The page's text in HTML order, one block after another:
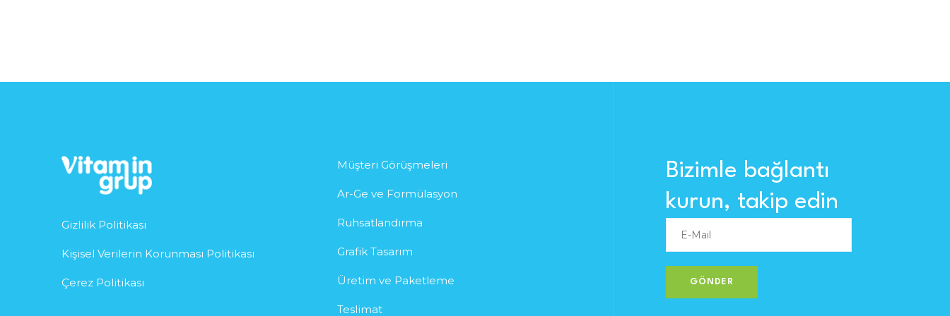
Gizlilik Politikası
Kişisel Verilerin Korunması Politikası
Çerez Politikası
Müşteri Görüşmeleri
Ar-Ge ve Formülasyon
Ruhsatlandırma
Grafik Tasarım
Üretim ve Paketleme
Teslimat
Bizimle bağlantı
kurun, takip edin